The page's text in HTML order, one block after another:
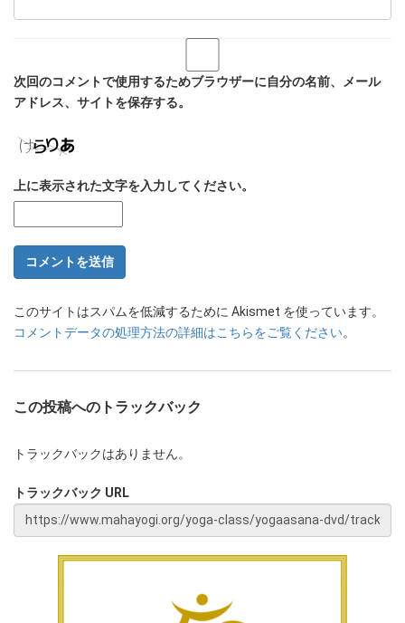
次回のコメントで使用するためブラウザーに自分の名前、メール
アドレス、サイトを保存する。
上に表示された文字を入力してください。
このサイトはスパムを低減するために Akismet を使っています。
コメントデータの処理方法の詳細はこちらをご覧ください。
この投稿へのトラックバック
トラックバックはありません。
トラックバック URL